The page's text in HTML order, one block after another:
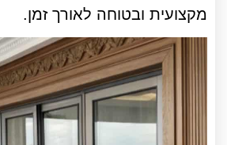
מקצועית ובטוחה לאורך זמן.